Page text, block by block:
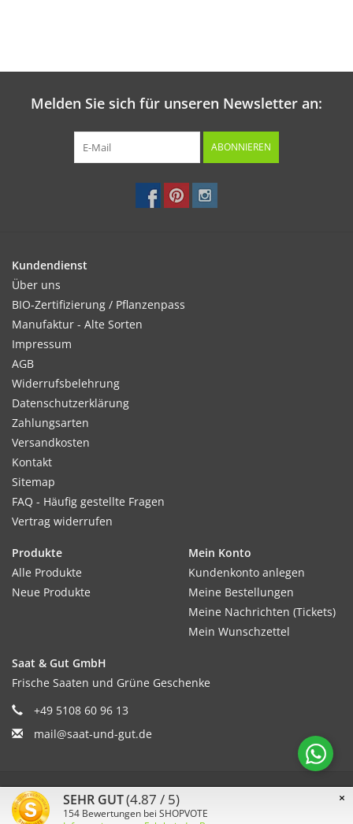
Melden Sie sich für unseren Newsletter an:
ABONNIEREN
Kundendienst
Über uns
BIO-Zertifizierung / Pflanzenpass
Manufaktur - Alte Sorten
Impressum
AGB
Widerrufsbelehrung
Datenschutzerklärung
Zahlungsarten
Versandkosten
Kontakt
Sitemap
FAQ - Häufig gestellte Fragen
Vertrag widerrufen
Produkte
Alle Produkte
Neue Produkte
Mein Konto
Kundenkonto anlegen
Meine Bestellungen
Meine Nachrichten (Tickets)
Mein Wunschzettel
Saat & Gut GmbH
Frische Saaten und Grüne Geschenke
+49 5108 60 96 13
mail@saat-und-gut.de
© Copyright 2026 Saat & Gut - Powered by ×
SEHR GUT(4.87 / 5)
154 Bewertungen bei SHOPVOTE